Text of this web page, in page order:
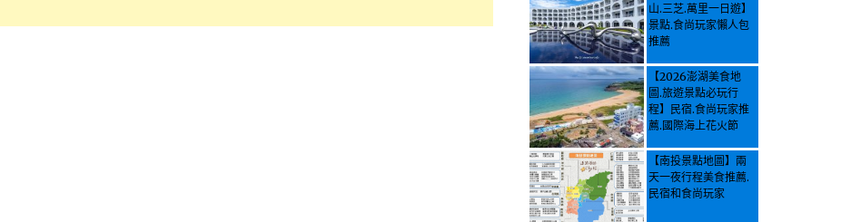
山.三芝.萬里一日遊】
景點.食尚玩家懶人包
推薦
【2026澎湖美食地
圖.旅遊景點必玩行
程】民宿.食尚玩家推
薦.國際海上花火節
【南投景點地圖】兩
天一夜行程美食推薦.
民宿和食尚玩家